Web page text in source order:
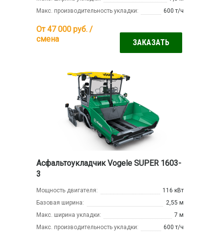
Макс. производительность укладки:
600 т/ч
От 47 000 руб. /
смена
ЗАКАЗАТЬ
Асфальтоукладчик Vogele SUPER 1603-
3
Мощность двигателя:
116 кВт
Базовая ширина:
2,55 м
Макс. ширина укладки:
7 м
Макс. производительность укладки:
600 т/ч